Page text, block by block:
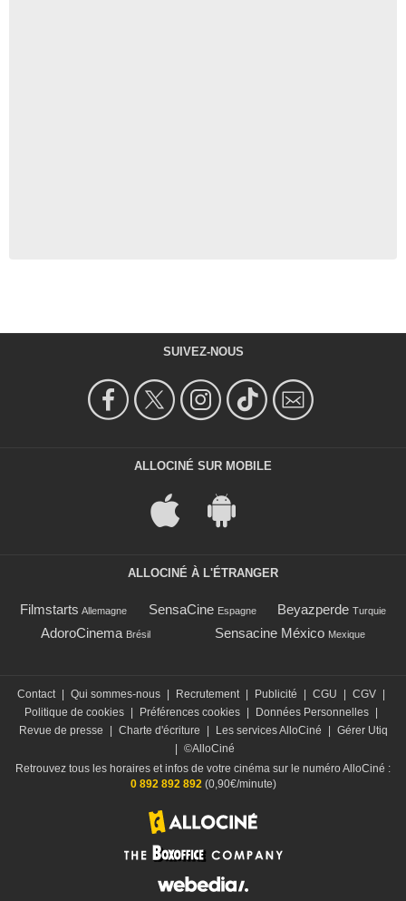
SUIVEZ-NOUS
ALLOCINÉ SUR MOBILE
ALLOCINÉ À L'ÉTRANGER
Filmstarts Allemagne SensaCine Espagne Beyazperde Turquie
AdoroCinema Brésil Sensacine México Mexique
Contact Qui sommes-nous Recrutement Publicité CGU CGV
Politique de cookies
Préférences cookies Données Personnelles
Revue de presse
Charte d'écriture Les services AlloCiné
Gérer Utiq
©AlloCiné
Retrouvez tous les horaires et infos de votre cinéma sur le numéro AlloCiné :
0 892 892 892(0,90€/minute)